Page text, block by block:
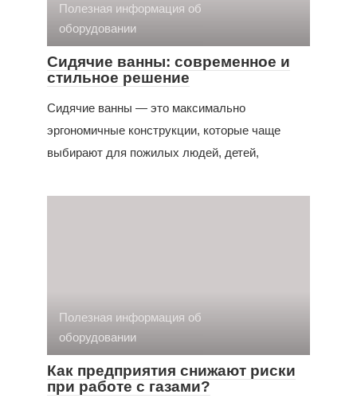
Полезная информация об
оборудовании
Сидячие ванны: современное и
стильное решение
Сидячие ванны — это максимально
эргономичные конструкции, которые чаще
выбирают для пожилых людей, детей,
Полезная информация об
оборудовании
Как предприятия снижают риски
при работе с газами?